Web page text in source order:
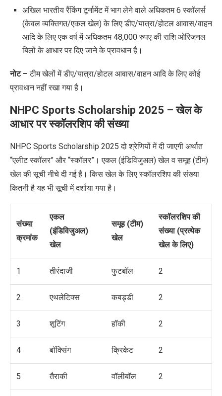
अखिल भारतीय रैंकिंग टूर्नामेंट में भाग लेने वाले अधिकतम 6 स्कॉलर्स
(केवल व्यक्तिगत/एकल खेल) के लिए डीए/यात्रा/होटल आवास/वाहन
आदि के लिए एक वर्ष में अधिकतम 48,000 रुपए की राशि ओरिजनल
बिलों के आधार पर दिए जाने के प्रावधान है।
नोट – टीम खेलों में डीए/यात्रा/होटल आवास/वाहन आदि के लिए कोई
प्रावधान नहीं रखा गया है।
NHPC Sports Scholarship 2025 –खेल के
आधार पर स्कॉलरशिप की संख्या
NHPC Sports Scholarship 2025 दो श्रेणियों में दी जाएगी अर्थात
“एलीट स्कॉलर” और “स्कॉलर”। एकल (इंडिविजुअल) खेल व समूह (टीम)
खेल की सूची नीचे दी गई है। किस खेल के लिए स्कॉलरशिप की संख्या
कितनी है यह भी सूची में दर्शाया गया है।
संख्या
क्रमांक
एकल
(इंडिविजुअल)
खेल
समूह (टीम)
खेल
स्कॉलरशिप की
संख्या (प्रत्येक
खेल के लिए)
1 तीरंदाजी फुटबॉल 2
2 एथलेटिक्स कबड्डी 2
3 शूटिंग हॉकी 2
4 बॉक्सिंग क्रिकेट 2
5 तैराकी वॉलीबॉल 2